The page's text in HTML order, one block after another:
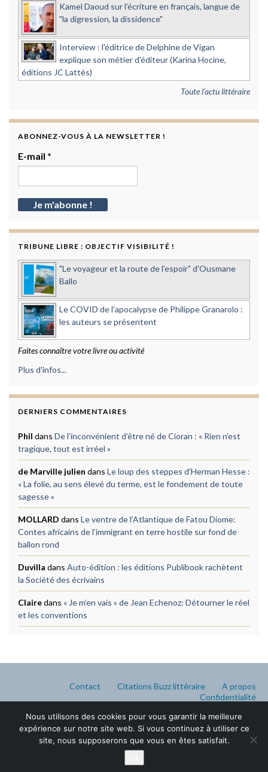
Kamel Daoud sur l'écriture en français, langue de
"la digression, la dissidence"
Interview : l'éditrice de Delphine de Vigan
explique son métier d'éditeur (Karina Hocine,
éditions JC Lattès)
Toute l'actu littéraire
ABONNEZ-VOUS À LA NEWSLETTER !
E-mail *
TRIBUNE LIBRE : OBJECTIF VISIBILITÉ !
"Le voyageur et la route de l'espoir" d'Ousmane
Ballo
Le COVID de l'apocalypse de Philippe Granarolo :
les auteurs se présentent
Faites connaître votre livre ou activité
Plus d'infos...
DERNIERS COMMENTAIRES
Phil dans De l’inconvénient d’être né de Cioran : « Rien n’est
tragique, tout est irréel »
de Marville julien dans Le loup des steppes d’Herman Hesse :
« La folie, au sens élevé du terme, est le fondement de toute
sagesse »
MOLLARD dans Le ventre de l’Atlantique de Fatou Diome:
Contes africains de l’immigrant en terre hostile sur fond de
ballon rond
Duvilla dans Auto-édition : les éditions Publibook rachètent
la Société des écrivains
Clairedans « Je m’en vais » de Jean Echenoz: Détourner le réel
et les conventions
Contact Citations Buzz littéraire
A propos
Confidentialité
Nous utilisons des cookies pour vous garantir la meilleure
expérience sur notre site web. Si vous continuez à utiliser ce
site, nous supposerons que vous en êtes satisfait.